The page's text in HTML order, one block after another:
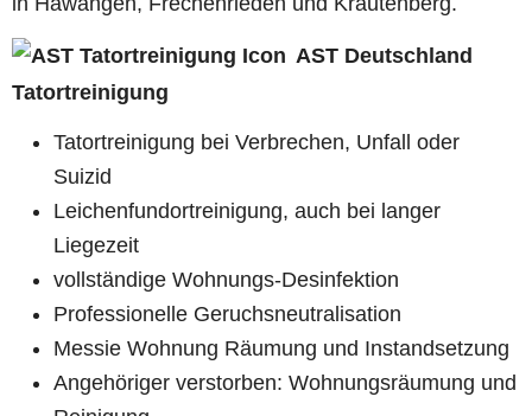
AST Deutschland
Tatortreinigung
Tatortreinigung bei Verbrechen, Unfall oder
Suizid
Leichenfundortreinigung, auch bei langer
Liegezeit
vollständige Wohnungs-Desinfektion
Professionelle Geruchsneutralisation
Messie Wohnung Räumung und Instandsetzung
Angehöriger verstorben: Wohnungsräumung und